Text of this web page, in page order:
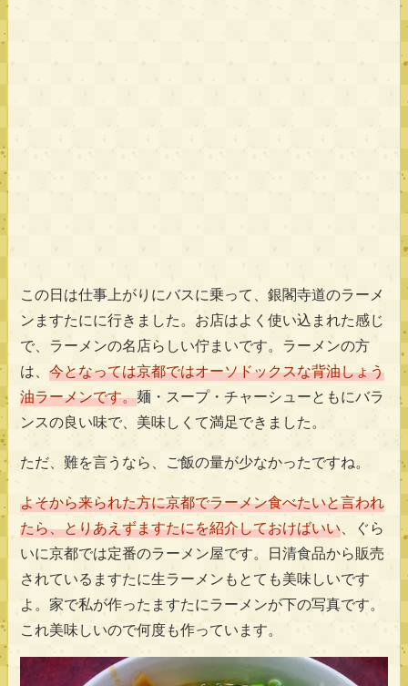
この日は仕事上がりにバスに乗って、銀閣寺道のラーメ
ンますたにに行きました。お店はよく使い込まれた感じ
で、ラーメンの名店らしい佇まいです。ラーメンの方
は、 今となっては京都ではオーソドックスな背油しょう
油ラーメンです。麺・スープ・チャーシューともにバラ
ンスの良い味で、美味しくて満足できました。
ただ、難を言うなら、ご飯の量が少なかったですね。
よそから来られた方に京都でラーメン食べたいと言われ
たら、とりあえずますたにを紹介しておけばいい、ぐら
いに京都では定番のラーメン屋です。日清食品から販売
されているますたに生ラーメンもとても美味しいです
よ。家で私が作ったますたにラーメンが下の写真です。
これ美味しいので何度も作っています。